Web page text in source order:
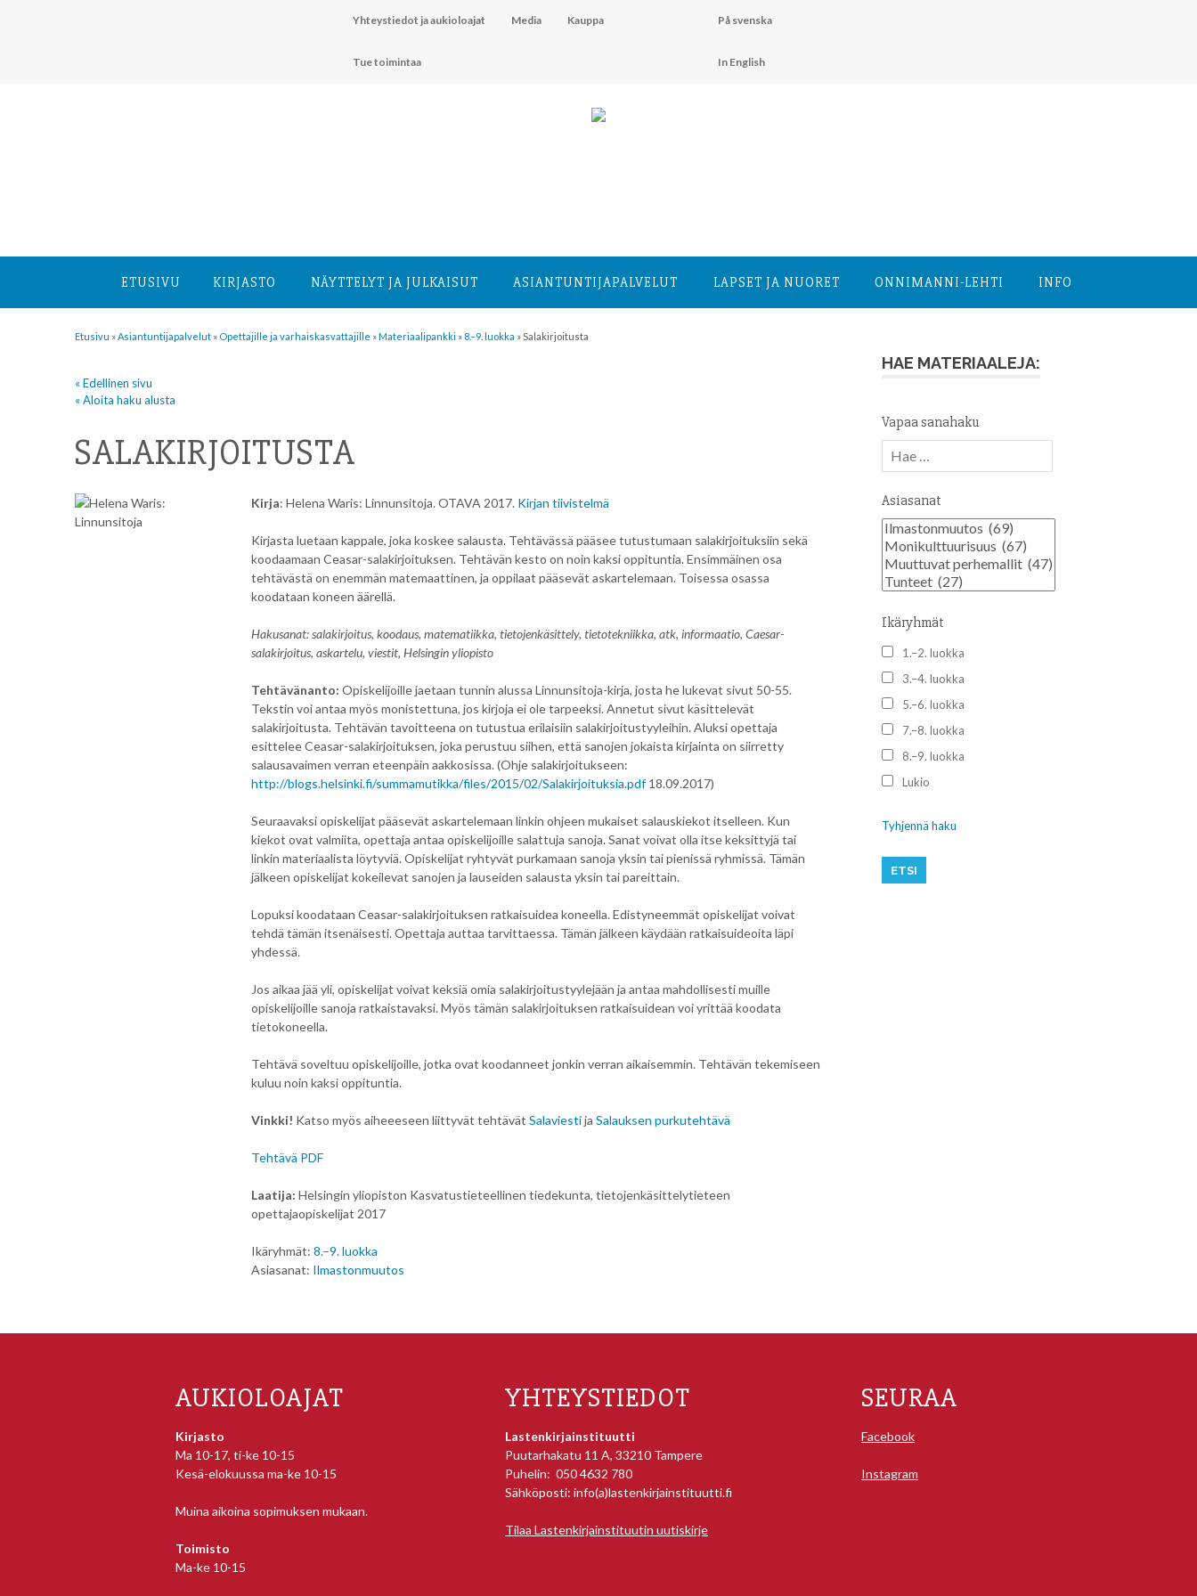
Yhteystiedot ja aukioloajat Media Kauppa
Tue toimintaa
På svenska
In English
ETUSIVU KIRJASTO NÄYTTELYT JA JULKAISUT ASIANTUNTIJA­PALVELUT LAPSET JA NUORET ONNIMANNI-LEHTI INFO
Etusivu » Asiantuntija­palvelut » Opettajille ja varhaiskasvattajille »Materiaalipankki » 8.–9. luokka » Salakirjoitusta
« Edellinen sivu
« Aloita haku alusta
SALAKIRJOITUSTA
Kirja: Helena Waris: Linnunsitoja. OTAVA 2017. Kirjan tiivistelmä
Kirjasta luetaan kappale, joka koskee salausta. Tehtävässä pääsee tutustumaan salakirjoituksiin sekä
koodaamaan Ceasar-salakirjoituksen. Tehtävän kesto on noin kaksi oppituntia. Ensimmäinen osa
tehtävästä on enemmän matemaattinen, ja oppilaat pääsevät askartelemaan. Toisessa osassa
koodataan koneen äärellä.
Hakusanat: salakirjoitus, koodaus, matematiikka, tietojenkäsittely, tietotekniikka, atk, informaatio, Caesar-
salakirjoitus, askartelu, viestit, Helsingin yliopisto
Tehtävänanto: Opiskelijoille jaetaan tunnin alussa Linnunsitoja-kirja, josta he lukevat sivut 50-55.
Tekstin voi antaa myös monistettuna, jos kirjoja ei ole tarpeeksi. Annetut sivut käsittelevät
salakirjoitusta. Tehtävän tavoitteena on tutustua erilaisiin salakirjoitustyyleihin. Aluksi opettaja
esittelee Ceasar-salakirjoituksen, joka perustuu siihen, että sanojen jokaista kirjainta on siirretty
salausavaimen verran eteenpäin aakkosissa. (Ohje salakirjoitukseen:
http://blogs.helsinki.fi/summamutikka/files/2015/02/Salakirjoituksia.pdf18.09.2017)
Seuraavaksi opiskelijat pääsevät askartelemaan linkin ohjeen mukaiset salauskiekot itselleen. Kun
kiekot ovat valmiita, opettaja antaa opiskelijoille salattuja sanoja. Sanat voivat olla itse keksittyjä tai
linkin materiaalista löytyviä. Opiskelijat ryhtyvät purkamaan sanoja yksin tai pienissä ryhmissä. Tämän
jälkeen opiskelijat kokeilevat sanojen ja lauseiden salausta yksin tai pareittain.
Lopuksi koodataan Ceasar-salakirjoituksen ratkaisuidea koneella. Edistyneemmät opiskelijat voivat
tehdä tämän itsenäisesti. Opettaja auttaa tarvittaessa. Tämän jälkeen käydään ratkaisuideoita läpi
yhdessä.
Jos aikaa jää yli, opiskelijat voivat keksiä omia salakirjoitustyylejään ja antaa mahdollisesti muille
opiskelijoille sanoja ratkaistavaksi. Myös tämän salakirjoituksen ratkaisuidean voi yrittää koodata
tietokoneella.
Tehtävä soveltuu opiskelijoille, jotka ovat koodanneet jonkin verran aikaisemmin. Tehtävän tekemiseen
kuluu noin kaksi oppituntia.
Vinkki! Katso myös aiheeeseen liittyvät tehtävät Salaviestija Salauksen purkutehtävä
Tehtävä PDF
Laatija: Helsingin yliopiston Kasvatustieteellinen tiedekunta, tietojenkäsittelytieteen
opettajaopiskelijat 2017
Ikäryhmät: 8.–9. luokka
Asiasanat: Ilmastonmuutos
HAE MATERIAALEJA:
Vapaa sanahaku
Asiasanat
Ikäryhmät
1.–2. luokka
3.–4. luokka
5.–6. luokka
7.–8. luokka
8.–9. luokka
Lukio
Tyhjennä haku
AUKIOLOAJAT
Kirjasto
Ma 10-17, ti-ke 10-15
Kesä-elokuussa ma-ke 10-15
Muina aikoina sopimuksen mukaan.
Toimisto
Ma-ke 10-15
YHTEYSTIEDOT
Lastenkirjainstituutti
Puutarhakatu 11 A, 33210 Tampere
Puhelin: 050 4632 780
Sähköposti: info(a)lastenkirjainstituutti.fi
Tilaa Lastenkirjainstituutin uutiskirje
SEURAA
Facebook
Instagram